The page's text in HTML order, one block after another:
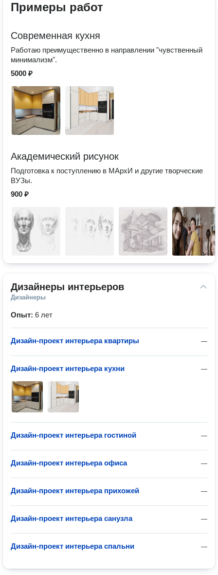
Примеры работ
Современная кухня
Работаю преимущественно в направлении "чувственный
минимализм".
5000 ₽
Академический рисунок
Подготовка к поступлению в МАрхИ и другие творческие
ВУЗы.
900 ₽
Дизайнеры интерьеров
Дизайнеры
Опыт: 6 лет
—
Дизайн-проект интерьера квартиры
—
Дизайн-проект интерьера кухни
—
Дизайн-проект интерьера гостиной
—
Дизайн-проект интерьера офиса
—
Дизайн-проект интерьера прихожей
—
Дизайн-проект интерьера санузла
—
Дизайн-проект интерьера спальни